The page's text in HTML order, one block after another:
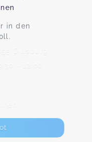
in den
Duisburg
- 12:00